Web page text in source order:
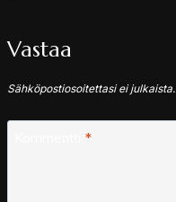
Vastaa
Sähköpostiosoitettasi ei julkaista.
*